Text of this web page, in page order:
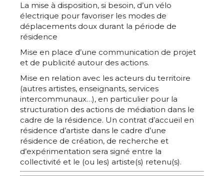
Adresse email*
Nom
Prénom
Statut / Organisation
J'accepte lestermes et conditions
Adresse email*
Nom
Prénom
La mise à disposition, si besoin, d’un vélo
électrique pour favoriser les modes de
déplacements doux durant la période de
résidence
Mise en place d’une communication de projet
et de publicité autour des actions.
Mise en relation avec les acteurs du territoire
(autres artistes, enseignants, services
intercommunaux…), en particulier pour la
structuration des actions de médiation dans le
cadre de la résidence. Un contrat d’accueil en
résidence d’artiste dans le cadre d’une
résidence de création, de recherche et
d’expérimentation sera signé entre la
collectivité et le (ou les) artiste(s) retenu(s).